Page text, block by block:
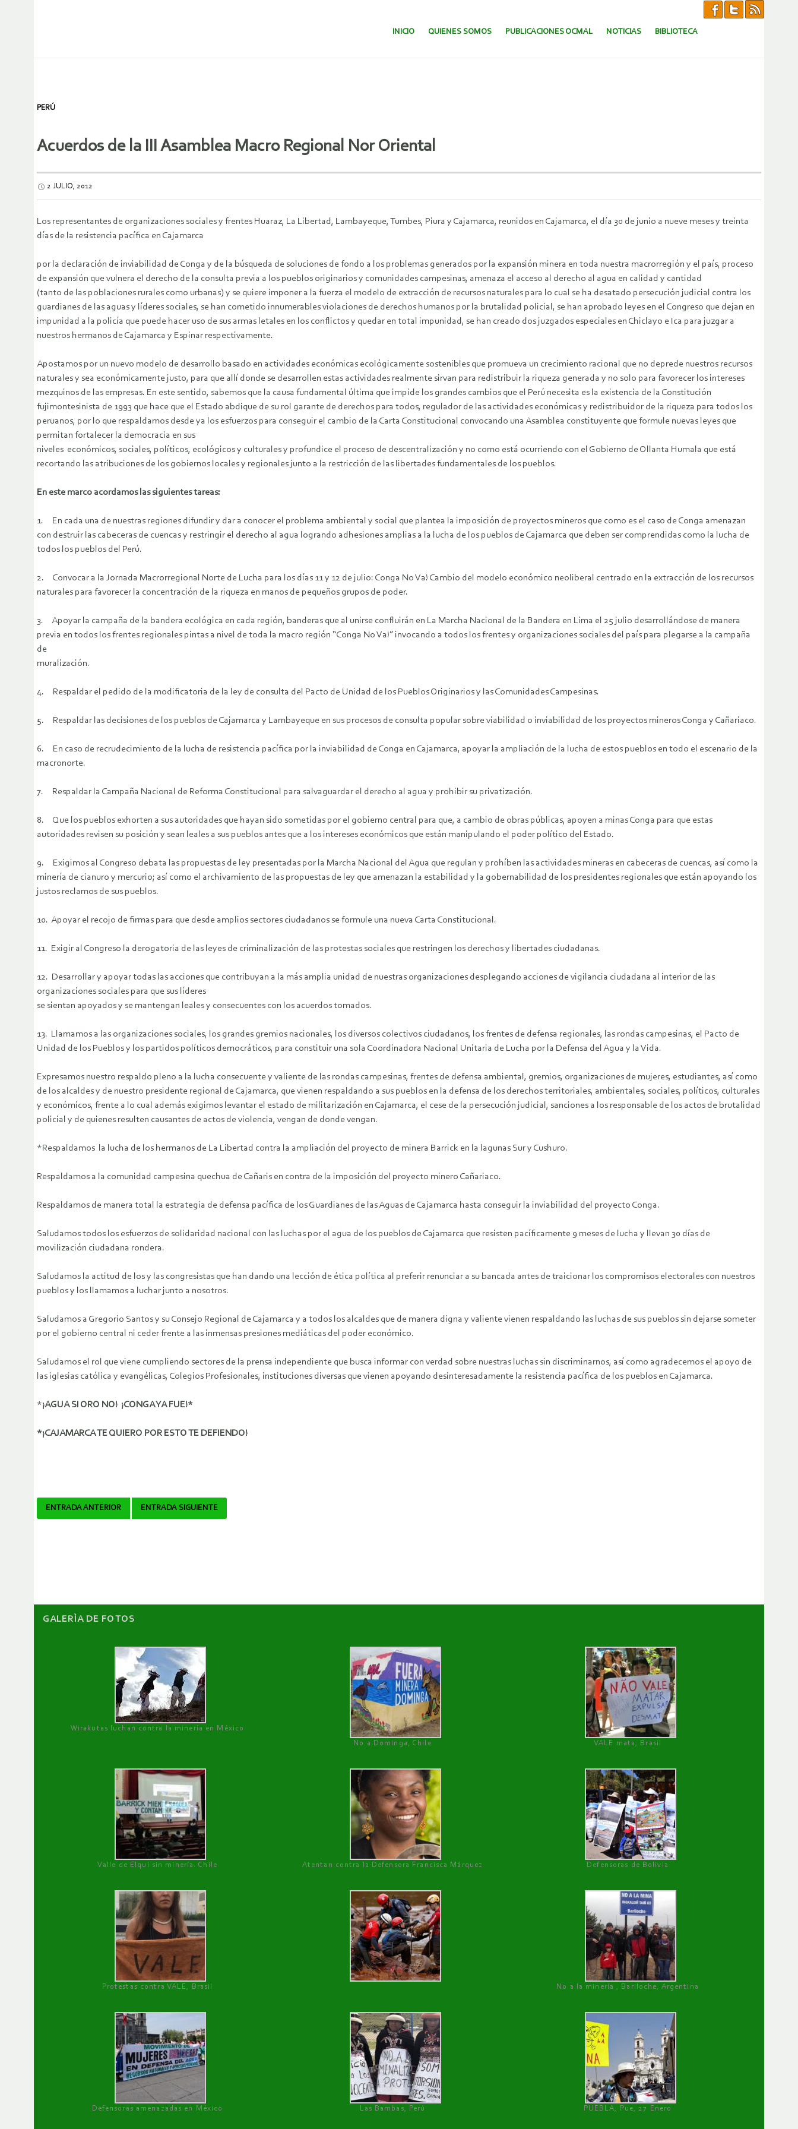
SALTAR AL CONTENIDO.
INICIO QUIENES SOMOS PUBLICACIONES OCMAL NOTICIAS BIBLIOTECA
PERÚ
Acuerdos de la III Asamblea Macro Regional Nor Oriental
2 JULIO, 2012
Los representantes de organizaciones sociales y frentes Huaraz, La Libertad, Lambayeque, Tumbes, Piura y Cajamarca, reunidos en Cajamarca, el día 30 de junio a nueve meses y treinta
días de la resistencia pacífica en Cajamarca
por la declaración de inviabilidad de Conga y de la búsqueda de soluciones de fondo a los problemas generados por la expansión minera en toda nuestra macrorregión y el país, proceso
de expansión que vulnera el derecho de la consulta previa a los pueblos originarios y comunidades campesinas, amenaza el acceso al derecho al agua en calidad y cantidad
(tanto de las poblaciones rurales como urbanas) y se quiere imponer a la fuerza el modelo de extracción de recursos naturales para lo cual se ha desatado persecución judicial contra los
guardianes de las aguas y líderes sociales, se han cometido innumerables violaciones de derechos humanos por la brutalidad policial, se han aprobado leyes en el Congreso que dejan en
impunidad a la policía que puede hacer uso de sus armas letales en los conflictos y quedar en total impunidad, se han creado dos juzgados especiales en Chiclayo e Ica para juzgar a
nuestros hermanos de Cajamarca y Espinar respectivamente.
Apostamos por un nuevo modelo de desarrollo basado en actividades económicas ecológicamente sostenibles que promueva un crecimiento racional que no deprede nuestros recursos
naturales y sea económicamente justo, para que allí donde se desarrollen estas actividades realmente sirvan para redistribuir la riqueza generada y no solo para favorecer los intereses
mezquinos de las empresas. En este sentido, sabemos que la causa fundamental última que impide los grandes cambios que el Perú necesita es la existencia de la Constitución
fujimontesinista de 1993 que hace que el Estado abdique de su rol garante de derechos para todos, regulador de las actividades económicas y redistribuidor de la riqueza para todos los
peruanos, por lo que respaldamos desde ya los esfuerzos para conseguir el cambio de la Carta Constitucional convocando una Asamblea constituyente que formule nuevas leyes que
permitan fortalecer la democracia en sus
niveles económicos, sociales, políticos, ecológicos y culturales y profundice el proceso de descentralización y no como está ocurriendo con el Gobierno de Ollanta Humala que está
recortando las atribuciones de los gobiernos locales y regionales junto a la restricción de las libertades fundamentales de los pueblos.
En este marco acordamos las siguientes tareas:
1. En cada una de nuestras regiones difundir y dar a conocer el problema ambiental y social que plantea la imposición de proyectos mineros que como es el caso de Conga amenazan
con destruir las cabeceras de cuencas y restringir el derecho al agua logrando adhesiones amplias a la lucha de los pueblos de Cajamarca que deben ser comprendidas como la lucha de
todos los pueblos del Perú.
2. Convocar a la Jornada Macrorregional Norte de Lucha para los días 11 y 12 de julio: Conga No Va! Cambio del modelo económico neoliberal centrado en la extracción de los recursos
naturales para favorecer la concentración de la riqueza en manos de pequeños grupos de poder.
3. Apoyar la campaña de la bandera ecológica en cada región, banderas que al unirse confluirán en La Marcha Nacional de la Bandera en Lima el 25 julio desarrollándose de manera
previa en todos los frentes regionales pintas a nivel de toda la macro región “Conga No Va!” invocando a todos los frentes y organizaciones sociales del país para plegarse a la campaña
de
muralización.
4. Respaldar el pedido de la modificatoria de la ley de consulta del Pacto de Unidad de los Pueblos Originarios y las Comunidades Campesinas.
5. Respaldar las decisiones de los pueblos de Cajamarca y Lambayeque en sus procesos de consulta popular sobre viabilidad o inviabilidad de los proyectos mineros Conga y Cañariaco.
6. En caso de recrudecimiento de la lucha de resistencia pacífica por la inviabilidad de Conga en Cajamarca, apoyar la ampliación de la lucha de estos pueblos en todo el escenario de la
macronorte.
7. Respaldar la Campaña Nacional de Reforma Constitucional para salvaguardar el derecho al agua y prohibir su privatización.
8. Que los pueblos exhorten a sus autoridades que hayan sido sometidas por el gobierno central para que, a cambio de obras públicas, apoyen a minas Conga para que estas
autoridades revisen su posición y sean leales a sus pueblos antes que a los intereses económicos que están manipulando el poder político del Estado.
9. Exigimos al Congreso debata las propuestas de ley presentadas por la Marcha Nacional del Agua que regulan y prohíben las actividades mineras en cabeceras de cuencas, así como la
minería de cianuro y mercurio; así como el archivamiento de las propuestas de ley que amenazan la estabilidad y la gobernabilidad de los presidentes regionales que están apoyando los
justos reclamos de sus pueblos.
10. Apoyar el recojo de firmas para que desde amplios sectores ciudadanos se formule una nueva Carta Constitucional.
11. Exigir al Congreso la derogatoria de las leyes de criminalización de las protestas sociales que restringen los derechos y libertades ciudadanas.
12. Desarrollar y apoyar todas las acciones que contribuyan a la más amplia unidad de nuestras organizaciones desplegando acciones de vigilancia ciudadana al interior de las
organizaciones sociales para que sus líderes
se sientan apoyados y se mantengan leales y consecuentes con los acuerdos tomados.
13. Llamamos a las organizaciones sociales, los grandes gremios nacionales, los diversos colectivos ciudadanos, los frentes de defensa regionales, las rondas campesinas, el Pacto de
Unidad de los Pueblos y los partidos políticos democráticos, para constituir una sola Coordinadora Nacional Unitaria de Lucha por la Defensa del Agua y la Vida.
Expresamos nuestro respaldo pleno a la lucha consecuente y valiente de las rondas campesinas, frentes de defensa ambiental, gremios, organizaciones de mujeres, estudiantes, así como
de los alcaldes y de nuestro presidente regional de Cajamarca, que vienen respaldando a sus pueblos en la defensa de los derechos territoriales, ambientales, sociales, políticos, culturales
y económicos, frente a lo cual además exigimos levantar el estado de militarización en Cajamarca, el cese de la persecución judicial, sanciones a los responsable de los actos de brutalidad
policial y de quienes resulten causantes de actos de violencia, vengan de donde vengan.
*Respaldamos la lucha de los hermanos de La Libertad contra la ampliación del proyecto de minera Barrick en la lagunas Sur y Cushuro.
Respaldamos a la comunidad campesina quechua de Cañaris en contra de la imposición del proyecto minero Cañariaco.
Respaldamos de manera total la estrategia de defensa pacífica de los Guardianes de las Aguas de Cajamarca hasta conseguir la inviabilidad del proyecto Conga.
Saludamos todos los esfuerzos de solidaridad nacional con las luchas por el agua de los pueblos de Cajamarca que resisten pacíficamente 9 meses de lucha y llevan 30 días de
movilización ciudadana rondera.
Saludamos la actitud de los y las congresistas que han dando una lección de ética política al preferir renunciar a su bancada antes de traicionar los compromisos electorales con nuestros
pueblos y los llamamos a luchar junto a nosotros.
Saludamos a Gregorio Santos y su Consejo Regional de Cajamarca y a todos los alcaldes que de manera digna y valiente vienen respaldando las luchas de sus pueblos sin dejarse someter
por el gobierno central ni ceder frente a las inmensas presiones mediáticas del poder económico.
Saludamos el rol que viene cumpliendo sectores de la prensa independiente que busca informar con verdad sobre nuestras luchas sin discriminarnos, así como agradecemos el apoyo de
las iglesias católica y evangélicas, Colegios Profesionales, instituciones diversas que vienen apoyando desinteresadamente la resistencia pacífica de los pueblos en Cajamarca.
*¡AGUA SI ORO NO! ¡CONGA YA FUE!*
*¡CAJAMARCA TE QUIERO POR ESTO TE DEFIENDO!
Navegador
ENTRADA ANTERIOR ENTRADA SIGUIENTE
GALERÌA DE FOTOS
Wirakutas luchan contra la minería en México
No a Dominga, Chile
VALE mata, Brasil
Valle de Elqui sin minería. Chile Atentan contra la Defensora Francisca Márquez Defensoras de Bolivia
Protestas contra VALE, Brasil No a la minería , Bariloche, Argentina
Defensoras amenazadas en México Las Bambas, Perú PUEBLA, Pue, 27 Enero